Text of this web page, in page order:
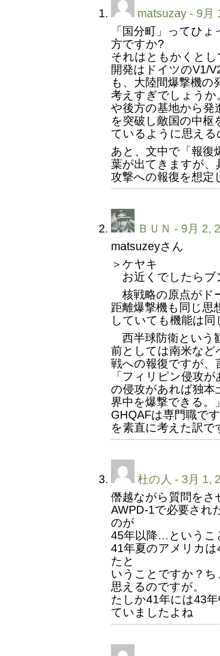
matsuzay- 9月
「国分町」ってひ
方ですか?
それはともかくと
開発はドイツのV1/
も、大陸間爆撃機
考えすぎでしょうか
や後方の基地から発
を突破し敵国の中
ているように思える
あと、文中で「報復
葉が出てきますが、
攻撃への報復を想
ＢＵＮ - 9月 2,
matsuzeyさん
＞ケヤキ
お近くでしたらブ
核戦略の原点がド
距離爆撃機も同じ思
していても機能は
西半球防衛という
前としては南米など
戦への報復ですが、
「フィリピン侵攻
の侵攻があれば独本
界中を爆撃できる。
GHQAFは専門職で
を素直に考えた訳で
杜の人 - 3月 1,
僭越ながら質問をさ
AWPD-1で必要され
のが
45年以降…というこ
41年夏のアメリカ
たと
いうことですか？
思えるのですが。
たしか41年には43
ていましたよね